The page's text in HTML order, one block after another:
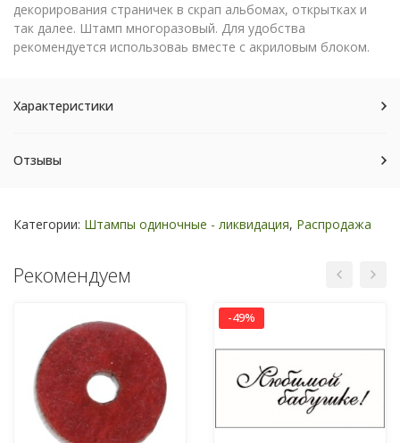
декорирования страничек в скрап альбомах, открытках и
так далее. Штамп многоразовый. Для удобства
рекомендуется использоваь вместе с акриловым блоком.
Характеристики
Отзывы
Категории: Штампы одиночные - ликвидация, Распродажа
Рекомендуем
-49%